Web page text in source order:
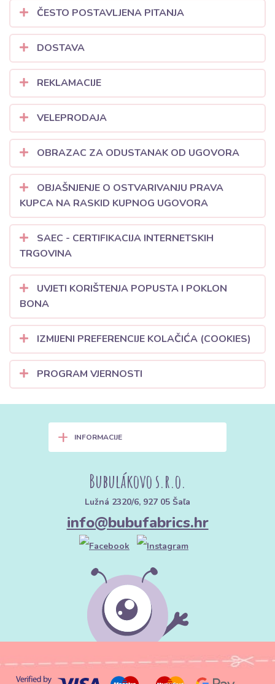
ČESTO POSTAVLJENA PITANJA
DOSTAVA
REKLAMACIJE
VELEPRODAJA
OBRAZAC ZA ODUSTANAK OD UGOVORA
OBJAŠNJENJE O OSTVARIVANJU PRAVA
KUPCA NA RASKID KUPNOG UGOVORA
SAEC - CERTIFIKACIJA INTERNETSKIH
TRGOVINA
UVJETI KORIŠTENJA POPUSTA I POKLON
BONA
IZMIJENI PREFERENCIJE KOLAČIĆA (COOKIES)
PROGRAM VJERNOSTI
+ INFORMACIJE
Bubulákovo s.r.o.
Lužná 2320/6, 927 05 Šaľa
info@bubufabrics.hr